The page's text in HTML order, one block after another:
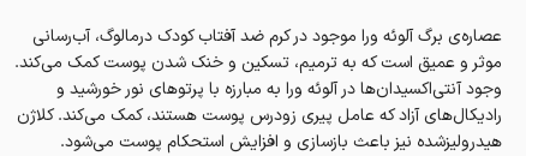
عصاره‌ی برگ آلوئه ورا موجود در کرم ضد آفتاب کودک درمالوگ، آب‌رسانی
موثر و‌ عمیق است که به ترمیم، تسکین و خنک شدن پوست کمک می‌کند.
وجود آنتی‌اکسیدان‌ها در آلوئه ورا به مبارزه با پرتوهای نور خورشید و
رادیکال‌های آزاد که عامل پیری زودرس پوست هستند، کمک می‌کند. کلاژن
هیدرولیزشده نیز باعث‌ بازساز‌ی و افزایش استحکام پوست می‌شود.